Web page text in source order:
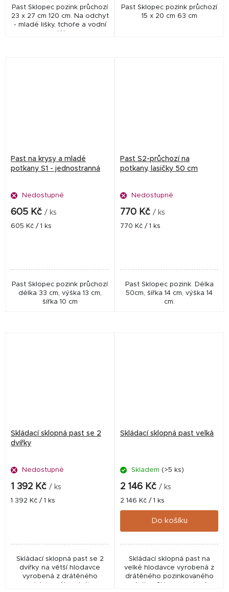
Past Sklopec pozink průchozí
23 x 27 cm 120 cm. Na odchyt
- mladé lišky, tchoře a vodní
Past Sklopec pozink průchozí
15 x 20 cm 63 cm
Past na krysy a mladé
potkany S1 - jednostranná
Nedostupné
605 Kč / ks
Měrná
605 Kč / 1 ks
Past Sklopec pozink průchozí
délka 33 cm, výška 13 cm,
šířka 10 cm
Past S2-průchozí na
potkany, lasičky 50 cm
Nedostupné
770 Kč / ks
Měrná
770 Kč / 1 ks
Past Sklopec pozink. Délka
50cm, šířka 14 cm, výška 14
cm.
Skládací sklopná past se 2
dvířky
Nedostupné
1 392 Kč / ks
Měrná
1 392 Kč / 1 ks
Skládací sklopná past se 2
dvířky na větší hlodavce
vyrobená z drátěného
pozinkovaného pletiva.
Skládací sklopná past velká
Skladem (>5 ks)
2 146 Kč / ks
Měrná
cena:
2 146 Kč / 1 ks
Do košíku
Skládací sklopná past na
velké hlodavce vyrobená z
drátěného pozinkovaného
pletiva. Sklopec nebo-li